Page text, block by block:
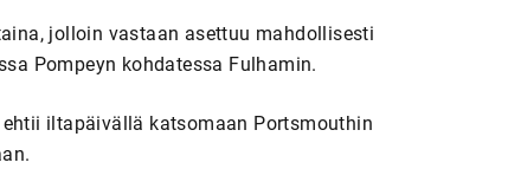
jolloin vastaan asettuu mahdollisesti
Pompeyn kohdatessa Fulhamin.
iltapäivällä katsomaan Portsmouthin